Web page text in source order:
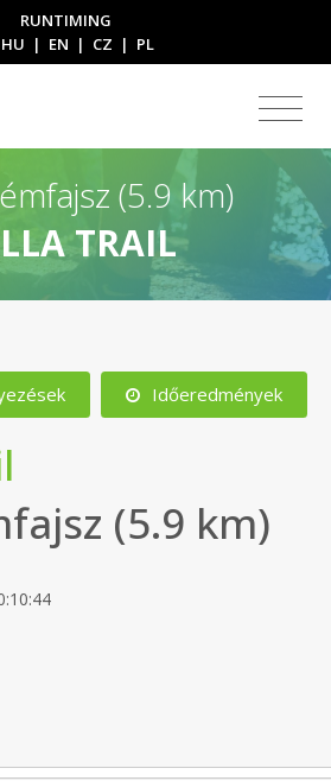
RUNTIMING
HU | EN | CZ | PL
(5.9 km)
TRAIL
Időeredmények
(5.9 km)